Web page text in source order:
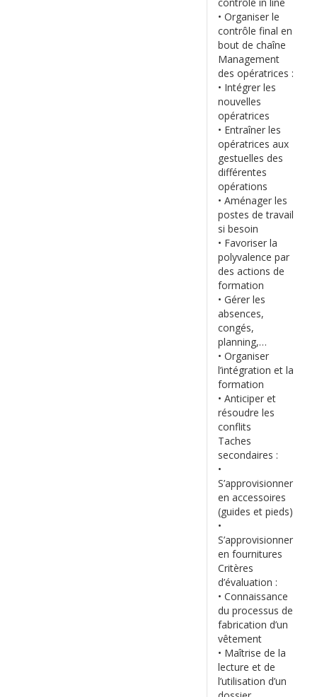
• Organiser le
contrôle final en
bout de chaîne
Management
des opératrices :
• Intégrer les
nouvelles
opératrices
• Entraîner les
opératrices aux
gestuelles des
différentes
opérations
• Aménager les
postes de travail
si besoin
• Favoriser la
polyvalence par
des actions de
formation
• Gérer les
absences,
congés,
planning,…
• Organiser
l’intégration et la
formation
• Anticiper et
résoudre les
conflits
Taches
secondaires :
•
S’approvisionner
en accessoires
(guides et pieds)
•
S’approvisionner
en fournitures
Critères
d’évaluation :
• Connaissance
du processus de
fabrication d’un
vêtement
• Maîtrise de la
lecture et de
l’utilisation d’un